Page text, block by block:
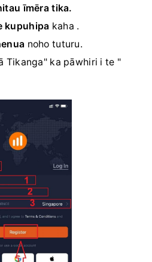
īmēra tika.
kupuhipa kaha .
noho tuturu.
Tikanga" ka pāwhiri i te "